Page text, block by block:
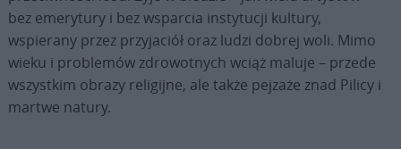
bez emerytury i bez wsparcia instytucji kultury,
wspierany przez przyjaciół oraz ludzi dobrej woli. Mimo
wieku i problemów zdrowotnych wciąż maluje – przede
wszystkim obrazy religijne, ale także pejzaże znad Pilicy i
martwe natury.